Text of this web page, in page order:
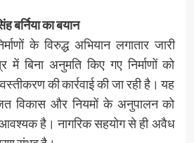
बर्निया का बयान
के विरुद्ध अभियान लगातार जारी
में बिना अनुमति किए गए निर्माणों को
की कार्रवाई की जा रही है। यह
विकास और नियमों के अनुपालन को
है। नागरिक सहयोग से ही अवैध